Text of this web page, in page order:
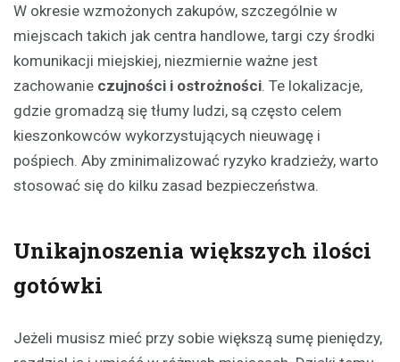
W okresie wzmożonych zakupów, szczególnie w
miejscach takich jak centra handlowe, targi czy środki
komunikacji miejskiej, niezmiernie ważne jest
zachowanie czujności i ostrożności. Te lokalizacje,
gdzie gromadzą się tłumy ludzi, są często celem
kieszonkowców wykorzystujących nieuwagę i
pośpiech. Aby zminimalizować ryzyko kradzieży, warto
stosować się do kilku zasad bezpieczeństwa.
Unikajnoszenia większych ilości
gotówki
Jeżeli musisz mieć przy sobie większą sumę pieniędzy,